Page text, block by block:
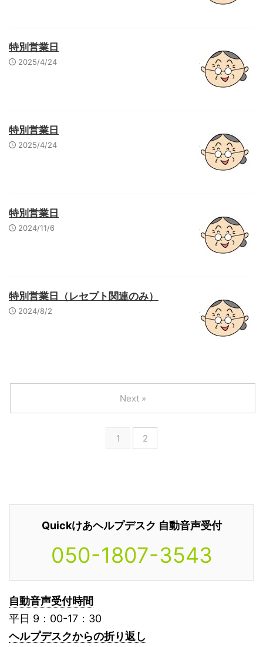
特別営業日
2025/4/24
特別営業日
2025/4/24
特別営業日
2024/11/6
特別営業日（レセプト関連のみ）
2024/8/2
1 2
Next »
Quickけあヘルプデスク 自動音声受付
050-1807-3543
自動音声受付時間
平日 9：00-17：30
ヘルプデスクからの折り返し